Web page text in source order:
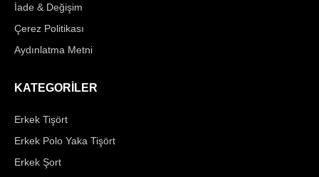
İade & Değişim
Çerez Politikası
Aydınlatma Metni
KATEGORİLER
Erkek Tişört
Erkek Polo Yaka Tişört
Erkek Şort